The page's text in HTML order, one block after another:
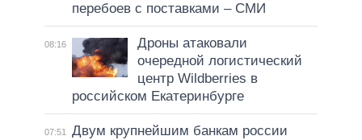
перебоев с поставками – СМИ
08:16
Дроны атаковали
очередной логистический
центр Wildberries в
российском Екатеринбурге
07:51
Двум крупнейшим банкам россии